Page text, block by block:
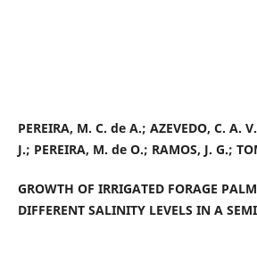
PEREIRA, M. C. de A.; AZEVEDO, C. A.
J.; PEREIRA, M. de O.; RAMOS, J. G.;
GROWTH OF IRRIGATED FORAGE
DIFFERENT SALINITY LEVELS IN A